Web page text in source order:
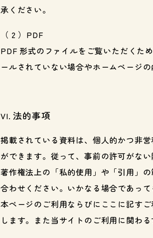
承ください。
PDF
PDF 形式のファイルをご覧いただくた
ールされていない場合やホームページ
法的事項
掲載されている資料は、個人的かつ非
ができます。従って、事前の許可がな
著作権法上の「私的使用」や「引用」
合わせください。いかなる場合であっ
本ページのご利用ならびにここに記す
します。また当サイトのご利用に関わ